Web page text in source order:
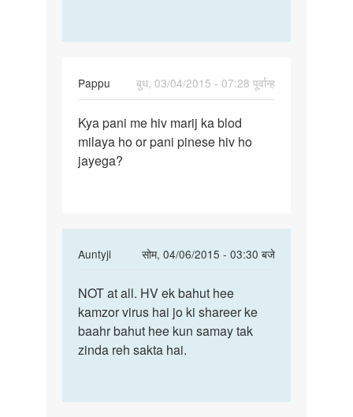
Pappu
बुध, 03/04/2015 - 07:28 पूर्वान्ह
Kya
pani
me
Kya pani me hiv marij ka blod
milaya ho or pani pinese hiv ho
jayega?
Auntyji
सोम, 04/06/2015 - 03:30 बजे
In
to
Kya
pani
me
ka
NOT
at
all.
HV
hee
NOT at all. HV ek bahut hee
kamzor virus hai jo ki shareer ke
baahr bahut hee kun samay tak
zinda reh sakta hai.